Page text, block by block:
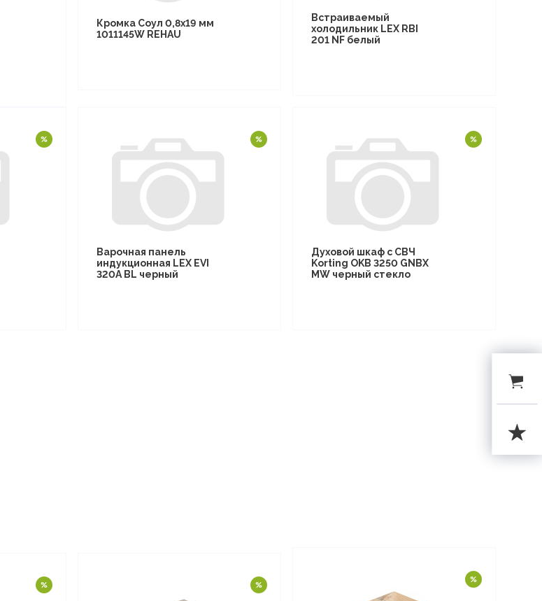
Кромка Соул 0,8х19 мм
1011145W REHAU
Встраиваемый
холодильник LEX RBI
201 NF белый
Варочная панель
индукционная LEX EVI
320A BL черный
Духовой шкаф с СВЧ
Korting OKB 3250 GNBX
MW черный стекло